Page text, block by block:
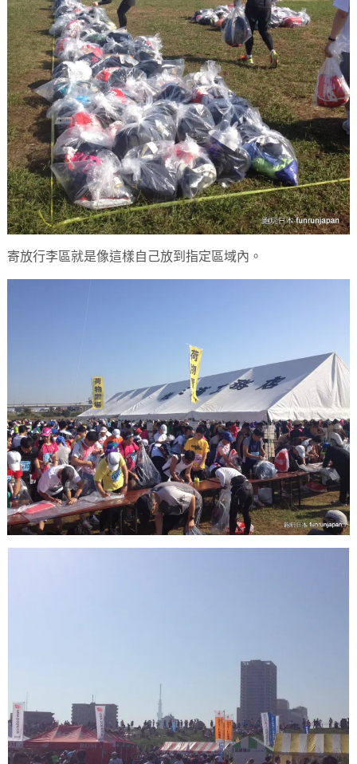
寄放行李區就是像這樣自己放到指定區域內。